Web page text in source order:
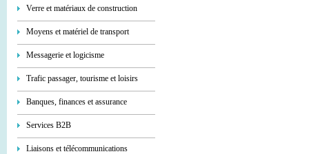
Verre et matériaux de construction
Moyens et matériel de transport
Messagerie et logicisme
Trafic passager, tourisme et loisirs
Banques, finances et assurance
Services В2В
Liaisons et télécommunications